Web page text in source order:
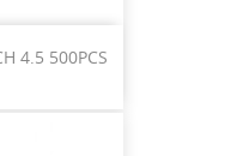
4.5 500PCS